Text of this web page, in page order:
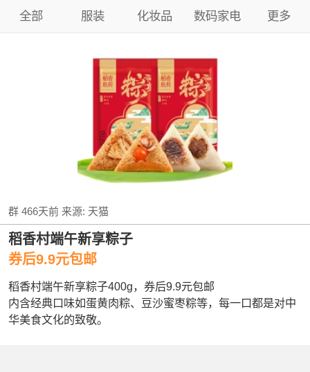
全部 服装 化妆品 数码家电 更多
群 466天前来源: 天猫
稻香村端午新享粽子
券后9.9元包邮
稻香村端午新享粽子400g，券后9.9元包邮
内含经典口味如蛋黄肉粽、豆沙蜜枣粽等，每一口都是对中
华美食文化的致敬。